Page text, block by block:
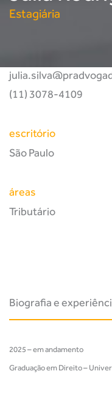
Estagiária
Biografia e
2025 – em andamento
Graduação em Direito –
(11) 3078-4109
escritório
São Paulo
áreas
Tributário